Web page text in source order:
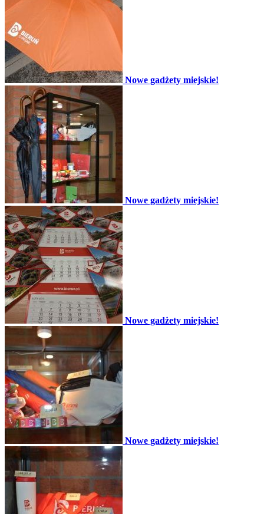
Nowe gadżety miejskie!
Nowe gadżety miejskie!
Nowe gadżety miejskie!
Nowe gadżety miejskie!